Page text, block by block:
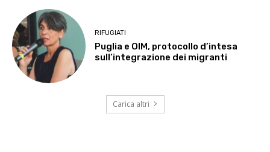
RIFUGIATI
Puglia e OIM, protocollo d’intesa
sull’integrazione dei migranti
Carica altri